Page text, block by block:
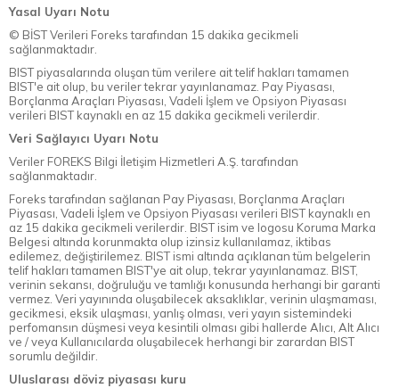
Yasal Uyarı Notu
© BİST Verileri Foreks tarafından 15 dakika gecikmeli
sağlanmaktadır.
BIST piyasalarında oluşan tüm verilere ait telif hakları tamamen
BIST'e ait olup, bu veriler tekrar yayınlanamaz. Pay Piyasası,
Borçlanma Araçları Piyasası, Vadeli İşlem ve Opsiyon Piyasası
verileri BIST kaynaklı en az 15 dakika gecikmeli verilerdir.
Veri Sağlayıcı Uyarı Notu
Veriler FOREKS Bilgi İletişim Hizmetleri A.Ş. tarafından
sağlanmaktadır.
Foreks tarafından sağlanan Pay Piyasası, Borçlanma Araçları
Piyasası, Vadeli İşlem ve Opsiyon Piyasası verileri BIST kaynaklı en
az 15 dakika gecikmeli verilerdir. BIST isim ve logosu Koruma Marka
Belgesi altında korunmakta olup izinsiz kullanılamaz, iktibas
edilemez, değiştirilemez. BIST ismi altında açıklanan tüm belgelerin
telif hakları tamamen BIST'ye ait olup, tekrar yayınlanamaz. BIST,
verinin sekansı, doğruluğu ve tamlığı konusunda herhangi bir garanti
vermez. Veri yayınında oluşabilecek aksaklıklar, verinin ulaşmaması,
gecikmesi, eksik ulaşması, yanlış olması, veri yayın sistemindeki
perfomansın düşmesi veya kesintili olması gibi hallerde Alıcı, Alt Alıcı
ve / veya Kullanıcılarda oluşabilecek herhangi bir zarardan BIST
sorumlu değildir.
Uluslarası döviz piyasası kuru